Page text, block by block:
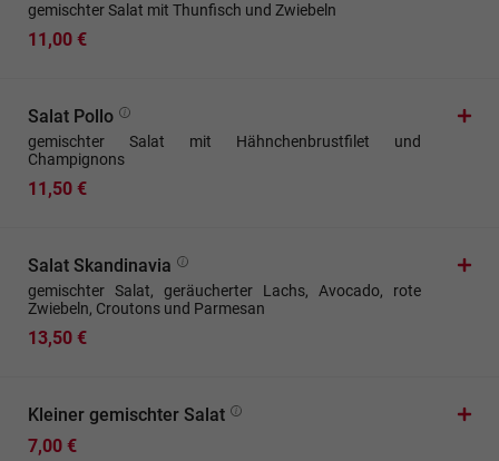
gemischter Salat mit Thunfisch und Zwiebeln
11,00 €
Salat Pollo
gemischter Salat mit Hähnchenbrustfilet und
Champignons
11,50 €
Salat Skandinavia
gemischter Salat, geräucherter Lachs, Avocado, rote
Zwiebeln, Croutons und Parmesan
13,50 €
Kleiner gemischter Salat
7,00 €